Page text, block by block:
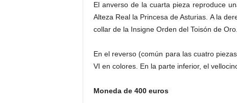
El anverso de la cuarta pieza reproduce
Alteza Real la Princesa de Asturias. A la
collar de la Insigne Orden del Toisón de Oro.
En el reverso (común para las cuatro
VI en colores. En la parte inferior, el
Moneda de 400 euros